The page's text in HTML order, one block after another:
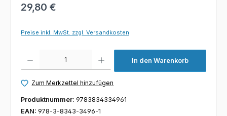
29,80 €
Preise inkl. MwSt. zzgl. Versandkosten
In den Warenkorb
Zum Merkzettel hinzufügen
Produktnummer: 9783834334961
EAN: 978-3-8343-3496-1